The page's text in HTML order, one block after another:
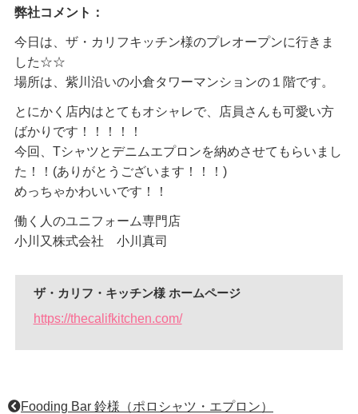
弊社コメント：
今日は、ザ・カリフキッチン様のプレオープンに行きま
した☆☆
場所は、紫川沿いの小倉タワーマンションの１階です。
とにかく店内はとてもオシャレで、店員さんも可愛い方
ばかりです！！！！！
今回、Tシャツとデニムエプロンを納めさせてもらいまし
た！！(ありがとうございます！！！)
めっちゃかわいいです！！
働く人のユニフォーム専門店
小川又株式会社 小川真司
ザ・カリフ・キッチン様 ホームページ
https://thecalifkitchen.com/
Fooding Bar 鈴様（ポロシャツ・エプロン）